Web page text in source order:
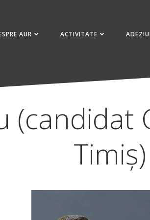
AUR ACTIVITATE
(candidat
Timiș)